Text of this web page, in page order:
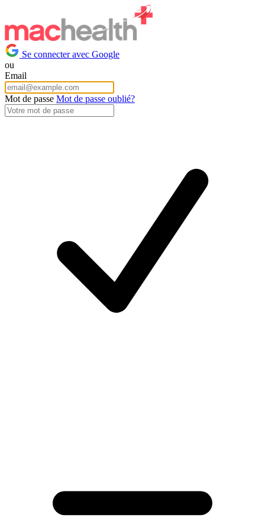
Se connecter avec Google
ou
Email
Mot de passe Mot de passe oublié?